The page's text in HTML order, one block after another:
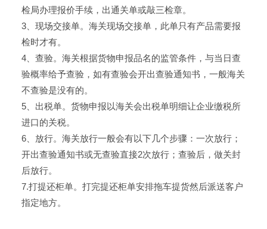
检局办理报价手续，出通关单或敲三检章。
3、现场交接单。海关现场交接单，此单只有产品需要报
检时才有。
4、查验。海关根据货物申报品名的监管条件，与当日查
验概率给予查验，如有查验会开出查验通知书，一般海关
不查验是没有的。
5、出税单。货物申报以海关会出税单明细让企业缴税所
进口的关税。
6、放行。海关放行一般会有以下几个步骤：一次放行；
开出查验通知书或无查验直接2次放行；查验后，做关封
后放行。
7.打提还柜单。打完提还柜单安排拖车提货然后派送客户
指定地方。